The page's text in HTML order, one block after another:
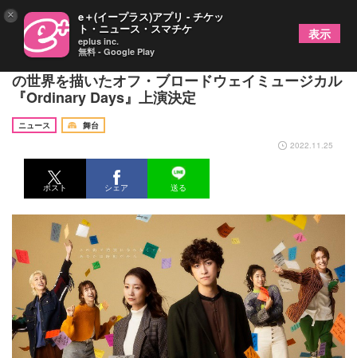
相葉裕樹、夢咲ねねら出演 しあわせを求める4人
の世界を描いたオフ・ブロードウェイミュージカル
『Ordinary Days』上演決定
ニュース
舞台
2022.11.25
ポスト シェア 送る
× e＋(イープラス)アプリ - チケッ
ト・ニュース・スマチケ
eplus inc.
無料 - Google Play
表示